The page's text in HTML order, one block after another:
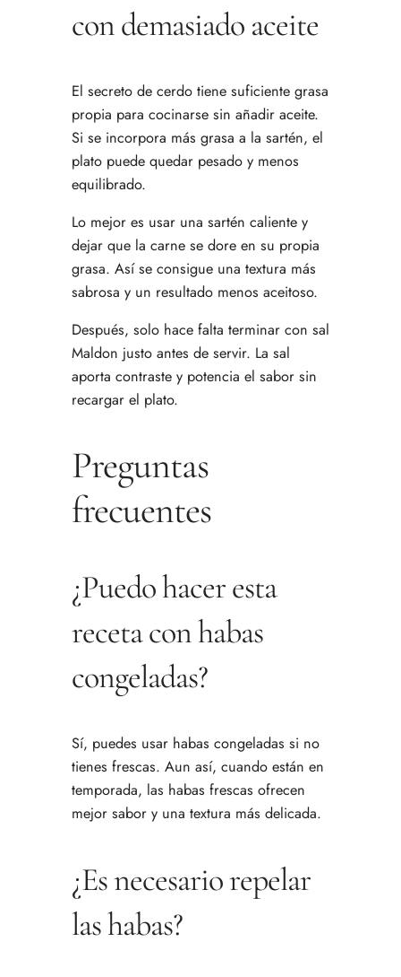
con demasiado aceite
El secreto de cerdo tiene suficiente grasa
propia para cocinarse sin añadir aceite.
Si se incorpora más grasa a la sartén, el
plato puede quedar pesado y menos
equilibrado.
Lo mejor es usar una sartén caliente y
dejar que la carne se dore en su propia
grasa. Así se consigue una textura más
sabrosa y un resultado menos aceitoso.
Después, solo hace falta terminar con sal
Maldon justo antes de servir. La sal
aporta contraste y potencia el sabor sin
recargar el plato.
Preguntas
frecuentes
¿Puedo hacer esta
receta con habas
congeladas?
Sí, puedes usar habas congeladas si no
tienes frescas. Aun así, cuando están en
temporada, las habas frescas ofrecen
mejor sabor y una textura más delicada.
¿Es necesario repelar
las habas?